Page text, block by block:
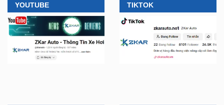
YOUTUBE TIKTOK